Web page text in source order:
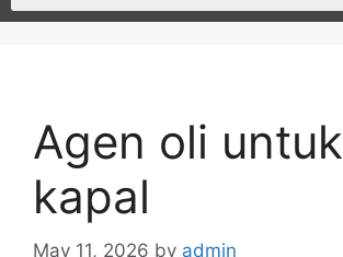
Agen oli untuk
kapal
May 11, 2026 by admin